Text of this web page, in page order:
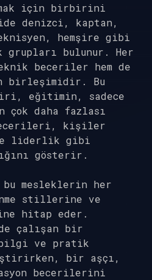
için birbirini
denizci, kaptan,
hemşire gibi
grupları bulunur. Her
beceriler hem de
birleşimidir. Bu
eğitimin, sadece
çok daha fazlası
becerileri, kişiler
liderlik gibi
gösterir.
mesleklerin her
stillerine ve
hitap eder.
çalışan bir
bilgi ve pratik
bir aşçı,
becerilerini